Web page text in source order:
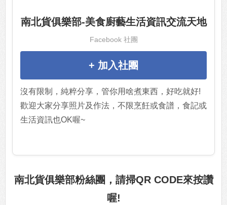
南北貨俱樂部-美食廚藝生活資訊交流天地
Facebook 社團
+ 加入社團
沒有限制，純粹分享，管你用啥煮東西，好吃就好!
歡迎大家分享照片及作法，不限烹飪或食譜，食記或
生活資訊也OK喔~
南北貨俱樂部粉絲團，請掃QR CODE來按讚
喔!